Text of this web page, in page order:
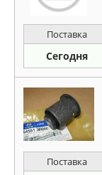
Поставка
Сегодня
Поставка